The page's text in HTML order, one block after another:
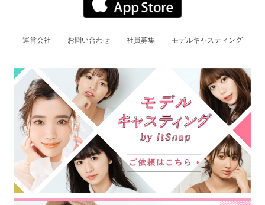
運営会社 お問い合わせ 社員募集 モデルキャスティング